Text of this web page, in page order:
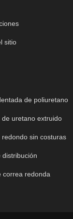
sitio
de poliuretano
de uretano extruido
redondo sin costuras
distribución
correa redonda